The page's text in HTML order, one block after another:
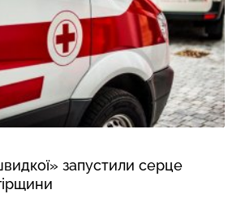
запустили серце